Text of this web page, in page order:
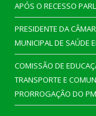
APÓS O RECESSO
PRESIDENTE DA
MUNICIPAL DE SAÚDE
COMISSÃO DE
TRANSPORTE E
PRORROGAÇÃO DO